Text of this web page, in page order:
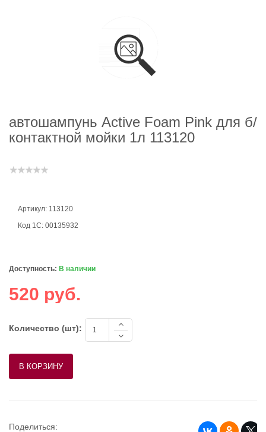
автошампунь Active Foam Pink для б/
контактной мойки 1л 113120
Артикул: 113120
Код 1С: 00135932
Доступность: В наличии
520 руб.
Количество (шт):
Поделиться: